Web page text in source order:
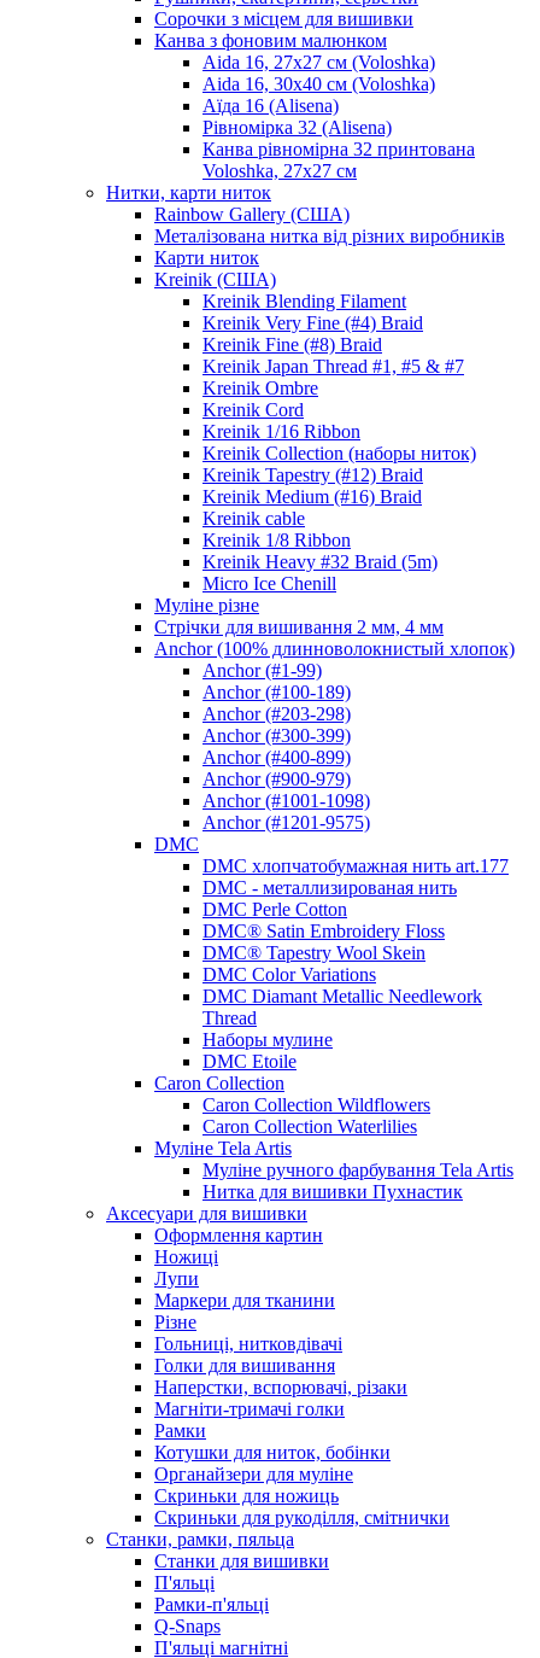
Сорочки з місцем для вишивки
Канва з фоновим малюнком
Aida 16, 27х27 см (Voloshka)
Aida 16, 30х40 см (Voloshka)
Аїда 16 (Alisena)
Рівномірка 32 (Alisena)
Канва рівномірна 32 принтована
Voloshka, 27х27 см
Нитки, карти ниток
Rainbow Gallery (США)
Металізована нитка від різних виробників
Карти ниток
Kreinik (США)
Kreinik Blending Filament
Kreinik Very Fine (#4) Braid
Kreinik Fine (#8) Braid
Kreinik Japan Thread #1, #5 & #7
Kreinik Ombre
Kreinik Cord
Kreinik 1/16 Ribbon
Kreinik Collection (наборы ниток)
Kreinik Tapestry (#12) Braid
Kreinik Medium (#16) Braid
Kreinik cable
Kreinik 1/8 Ribbon
Kreinik Heavy #32 Braid (5m)
Micro Ice Chenill
Муліне різне
Стрічки для вишивання 2 мм, 4 мм
Anchor (100% длинноволокнистый хлопок)
Anchor (#1-99)
Anchor (#100-189)
Anchor (#203-298)
Anchor (#300-399)
Anchor (#400-899)
Anchor (#900-979)
Anchor (#1001-1098)
Anchor (#1201-9575)
DMC
DMC хлопчатобумажная нить art.177
DMC - металлизированая нить
DMC Perle Cotton
DMC® Satin Embroidery Floss
DMC® Tapestry Wool Skein
DMC Color Variations
DMC Diamant Metallic Needlework
Thread
Наборы мулине
DMC Etoile
Caron Collection
Caron Collection Wildflowers
Caron Collection Waterlilies
Муліне Tela Artis
Муліне ручного фарбування Tela Artis
Нитка для вишивки Пухнастик
Аксесуари для вишивки
Оформлення картин
Ножиці
Лупи
Маркери для тканини
Різне
Гольниці, нитковдівачі
Голки для вишивання
Наперстки, вспорювачі, різаки
Магніти-тримачі голки
Рамки
Котушки для ниток, бобінки
Органайзери для муліне
Скриньки для ножиць
Скриньки для рукоділля, смітнички
Станки, рамки, пяльца
Станки для вишивки
П'яльці
Рамки-п'яльці
Q-Snaps
П'яльці магнітні